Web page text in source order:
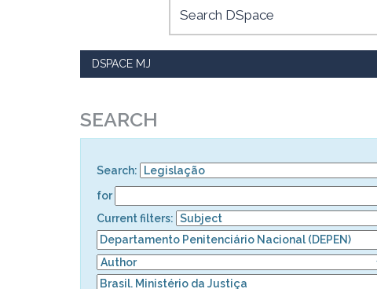
DSPACE MJ
SEARCH
Search:
for
Current filters: